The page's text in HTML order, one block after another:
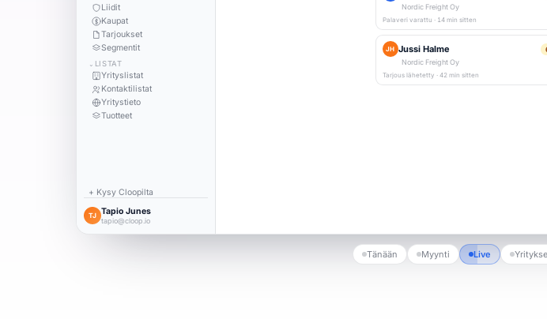
Liidit
Kaupat
Tarjoukset
Segmentit
⌄ LISTAT
Yrityslistat
Kontaktilistat
Yritystieto
Tuotteet
+ Kysy Cloopilta
TJ Tapio Junes
tapio@cloop.io
Nordic Freight Oy
Palaveri varattu · 14 min sitten
JH Jussi Halme
Nordic Freight Oy
Tarjous lähetetty · 42 min sitten
Tänään Myynti Live